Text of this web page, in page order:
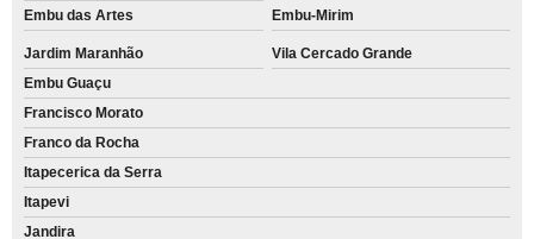
Embu das Artes
Embu-Mirim
Jardim Maranhão
Vila Cercado Grande
Embu Guaçu
Francisco Morato
Franco da Rocha
Itapecerica da Serra
Itapevi
Jandira